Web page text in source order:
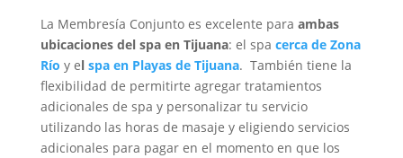
La Membresía Conjunto es excelente para ambas
ubicaciones del spa en Tijuana: el spa cerca de Zona
Río y el spa en Playas de Tijuana. También tiene la
flexibilidad de permitirte agregar tratamientos
adicionales de spa y personalizar tu servicio
utilizando las horas de masaje y eligiendo servicios
adicionales para pagar en el momento en que los